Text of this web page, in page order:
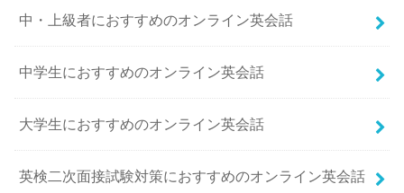
中・上級者におすすめのオンライン英会話
中学生におすすめのオンライン英会話
大学生におすすめのオンライン英会話
英検二次面接試験対策におすすめのオンライン英会話